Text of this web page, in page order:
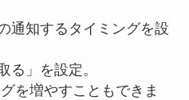
通知するタイミングを設
る」を設定。
を増やすこともできま